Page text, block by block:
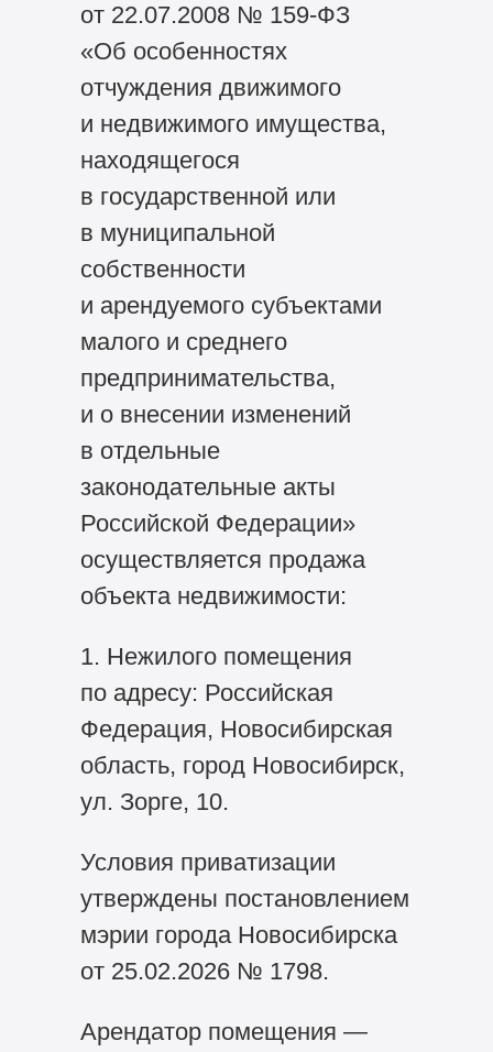
от 22.07.2008 № 159-ФЗ
«Об особенностях
отчуждения движимого
и недвижимого имущества,
находящегося
в государственной или
в муниципальной
собственности
и арендуемого субъектами
малого и среднего
предпринимательства,
и о внесении изменений
в отдельные
законодательные акты
Российской Федерации»
осуществляется продажа
объекта недвижимости:
1. Нежилого помещения
по адресу: Российская
Федерация, Новосибирская
область, город Новосибирск,
ул. Зорге, 10.
Условия приватизации
утверждены постановлением
мэрии города Новосибирска
от 25.02.2026 № 1798.
Арендатор помещения —